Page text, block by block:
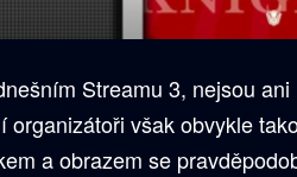
Streamu 3, nejsou ani
však obvykle
a obrazem se